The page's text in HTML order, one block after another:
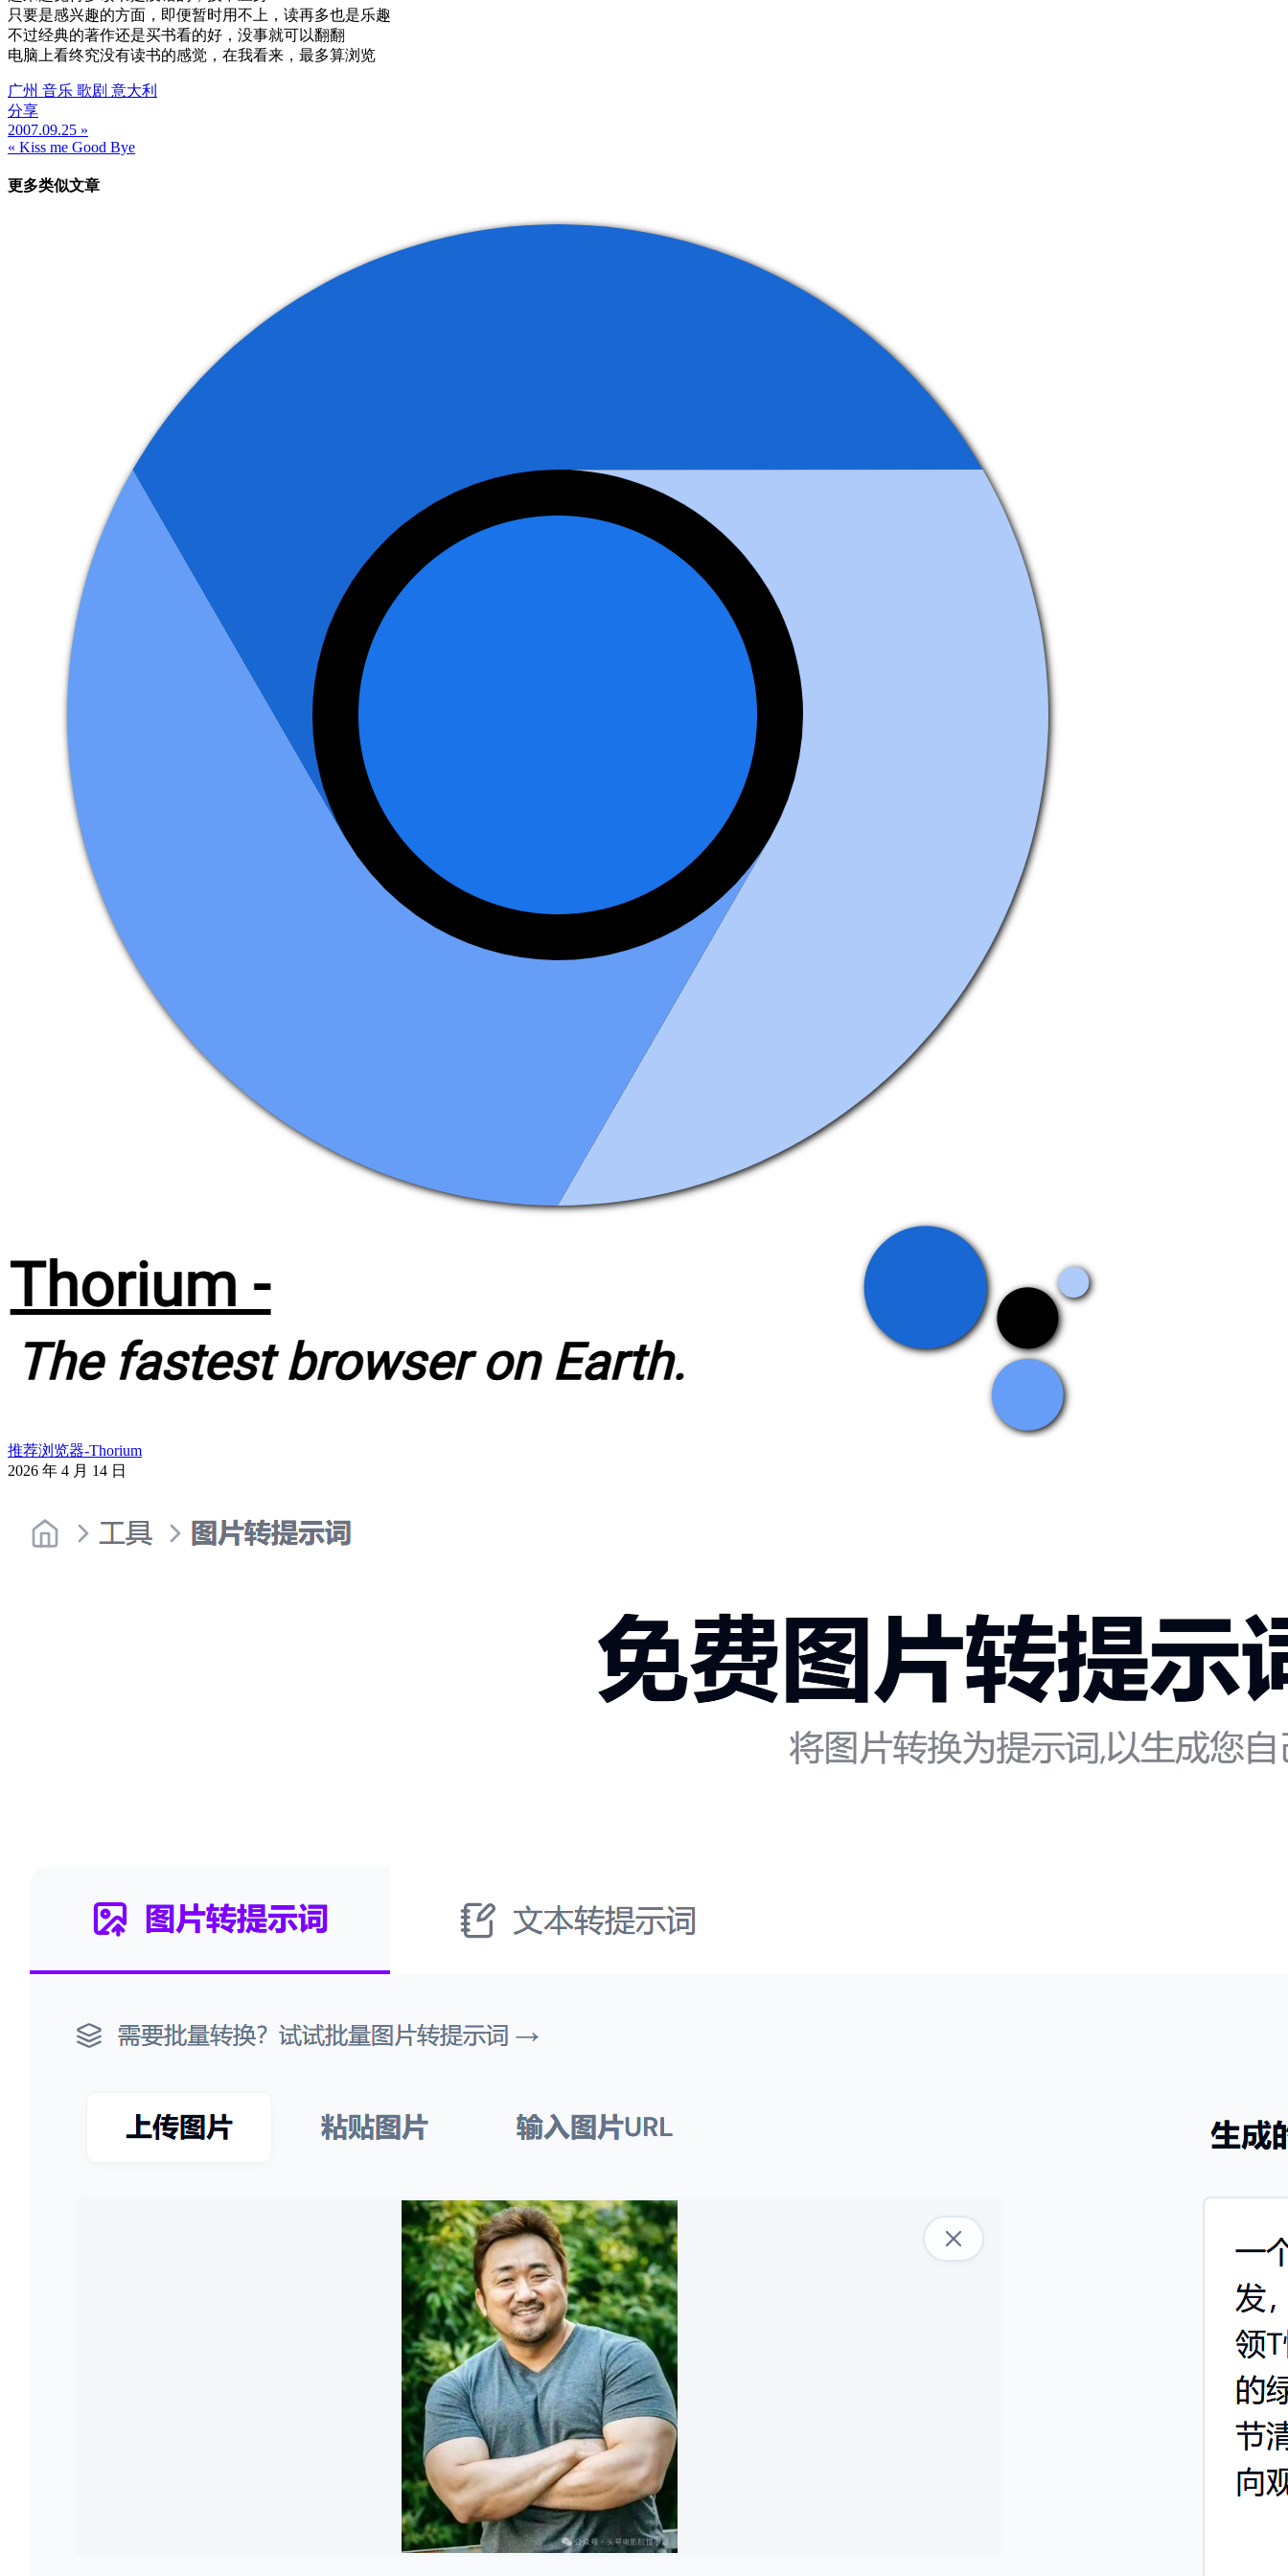
只要是感兴趣的方面，即便暂时用不上，读再多也是乐趣
不过经典的著作还是买书看的好，没事就可以翻翻
电脑上看终究没有读书的感觉，在我看来，最多算浏览
广州 音乐 歌剧 意大利
分享
文
导
2007.09.25 »
« Kiss me Good Bye
更多类似文章
推荐浏览器-Thorium
2026 年 4 月 14 日